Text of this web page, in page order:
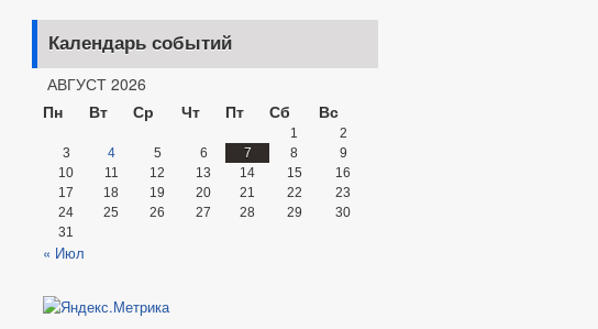
Календарь событий
АВГУСТ 2026
Пн
Вт Ср Чт Пт Сб Вс
1
2
3
4 5 6 7 8
9
10
11 12 13 14 15
16
17
18 19 20 21 22
23
24
25 26 27 28 29
30
31
« Июл